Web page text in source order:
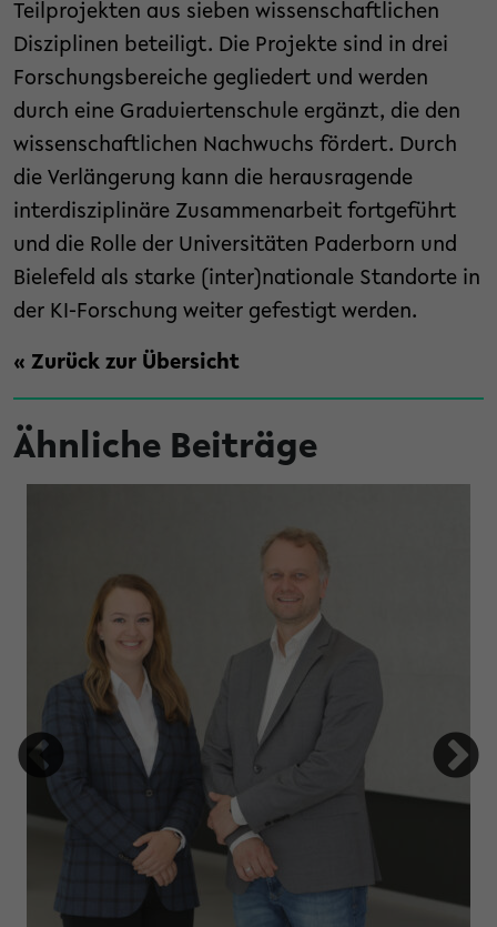
Teilprojekten aus sieben wissenschaftlichen
Disziplinen beteiligt. Die Projekte sind in drei
Forschungsbereiche gegliedert und werden
durch eine Graduiertenschule ergänzt, die den
wissenschaftlichen Nachwuchs fördert. Durch
die Verlängerung kann die herausragende
interdisziplinäre Zusammenarbeit fortgeführt
und die Rolle der Universitäten Paderborn und
Bielefeld als starke (inter)nationale Standorte in
der KI-Forschung weiter gefestigt werden.
« Zurück zur Übersicht
Ähnliche Beiträge
Studienpreis